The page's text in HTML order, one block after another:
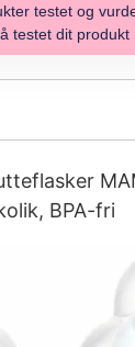
testet og
testet dit produkt
BPA-fri